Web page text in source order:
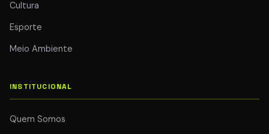
Cultura
Esporte
Meio Ambiente
INSTITUCIONAL
Quem Somos